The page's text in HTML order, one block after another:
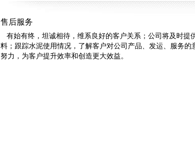
售后服务
有始有终，坦诚相待，维系良好的客户关系；公司将及时提
料；跟踪水泥使用情况，了解客户对公司产品、发运、服务
努力，为客户提升效率和创造更大效益。